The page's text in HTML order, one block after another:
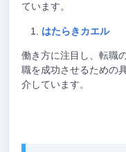
ています。
はたらきカエル
働き方に注目し、転職
職を成功させるための
介しています。